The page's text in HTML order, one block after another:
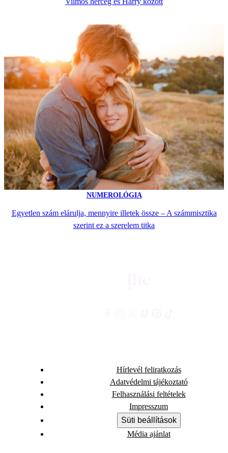
NUMEROLÓGIA
Egyetlen szám elárulja, mennyire illetek össze – A számmisztika
szerint ez a szerelem titka
Hírlevél feliratkozás
Adatvédelmi tájékoztató
Felhasználási feltételek
Impresszum
Süti beállítások
Média ajánlat